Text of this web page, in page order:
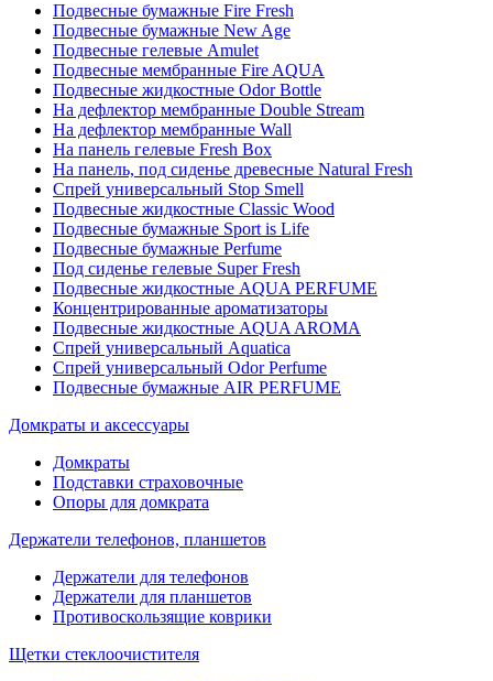
Подвесные бумажные Fire Fresh
Подвесные бумажные New Age
Подвесные гелевые Amulet
Подвесные мембранные Fire AQUA
Подвесные жидкостные Odor Bottle
На дефлектор мембранные Double Stream
На дефлектор мембранные Wall
На панель гелевые Fresh Box
На панель, под сиденье древесные Natural Fresh
Спрей универсальный Stop Smell
Подвесные жидкостные Classic Wood
Подвесные бумажные Sport is Life
Подвесные бумажные Perfume
Под сиденье гелевые Super Fresh
Подвесные жидкостные AQUA PERFUME
Концентрированные ароматизаторы
Подвесные жидкостные AQUA AROMA
Спрей универсальный Aquatica
Спрей универсальный Odor Perfume
Подвесные бумажные AIR PERFUME
Домкраты и аксессуары
Домкраты
Подставки страховочные
Опоры для домкрата
Держатели телефонов, планшетов
Держатели для телефонов
Держатели для планшетов
Противоскользящие коврики
Щетки стеклоочистителя